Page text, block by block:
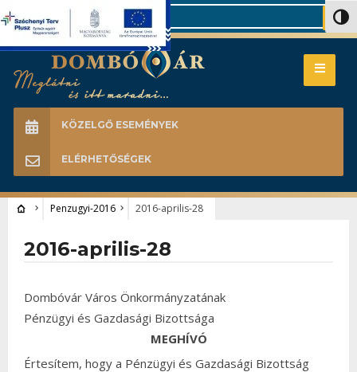
Search
KÖZELGŐ ESEMÉNYEK
ELÉRHETŐSÉGEK
Penzugyi-2016 2016-aprilis-28
2016-aprilis-28
Dombóvár Város Önkormányzatának
Pénzügyi és Gazdasági Bizottsága
MEGHÍVÓ
Értesítem, hogy a Pénzügyi és Gazdasági Bizottság